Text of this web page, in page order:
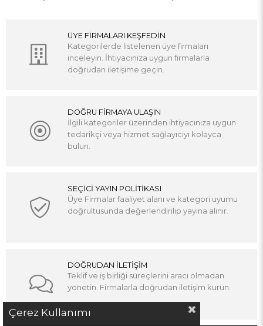
ÜYE FİRMALARI KEŞFEDİN
Kategorilerde listelenen üye firmaları
inceleyin. İhtiyacınıza uygun firmalarla
doğrudan iletişime geçin.
DOĞRU FİRMAYA ULAŞIN
İlgili kategoriler üzerinden ihtiyacınıza uygun
tedarikçi veya hizmet sağlayıcıyı kolayca
bulun.
SEÇİCİ YAYIN POLİTİKASI
Üye Firmalar faaliyet alanı ve kategori uyumu
doğrultusunda değerlendirilip yayına alınır.
DOĞRUDAN İLETİŞİM
Teklif ve iş birliği süreçlerini aracı olmadan
yönetin. Firmalarla doğrudan iletişim kurun.
Çerez Kullanımı